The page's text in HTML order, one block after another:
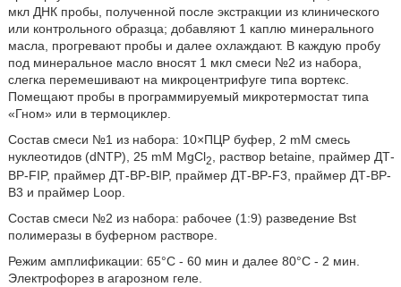
мкл ДНК пробы, полученной после экстракции из клинического
или контрольного образца; добавляют 1 каплю минерального
масла, прогревают пробы и далее охлаждают. В каждую пробу
под минеральное масло вносят 1 мкл смеси №2 из набора,
слегка перемешивают на микроцентрифуге типа вортекс.
Помещают пробы в программируемый микротермостат типа
«Гном» или в термоциклер.
Состав смеси №1 из набора: 10×ПЦР буфер, 2 mM смесь
нуклеотидов (dNTP), 25 mM MgCl2
, раствор betaine, праймер ДТ-
BP-FIP, праймер ДТ-ВР-BIP, праймер ДТ-ВР-F3, праймер ДТ-ВР-
В3 и праймер Loop.
Состав смеси №2 из набора: рабочее (1:9) разведение Bst
полимеразы в буферном растворе.
Режим амплификации: 65°С - 60 мин и далее 80°С - 2 мин.
Электрофорез в агарозном геле.